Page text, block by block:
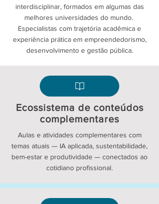
interdisciplinar, formados em algumas das
melhores universidades do mundo.
Especialistas com trajetória acadêmica e
experiência prática em empreendedorismo,
desenvolvimento e gestão pública.
Ecossistema de conteúdos
complementares
Aulas e atividades complementares com
temas atuais — IA aplicada, sustentabilidade,
bem-estar e produtividade — conectados ao
cotidiano profissional.